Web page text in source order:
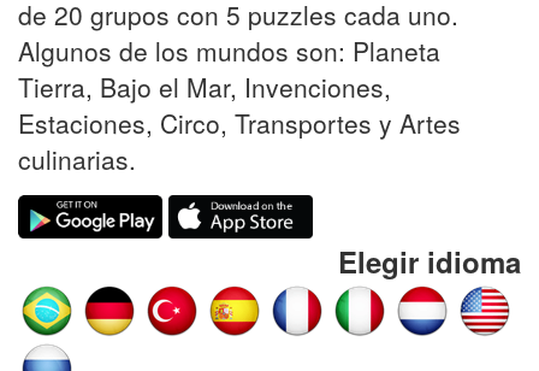
de 20 grupos con 5 puzzles cada uno.
Algunos de los mundos son: Planeta
Tierra, Bajo el Mar, Invenciones,
Estaciones, Circo, Transportes y Artes
culinarias.
Elegir idioma